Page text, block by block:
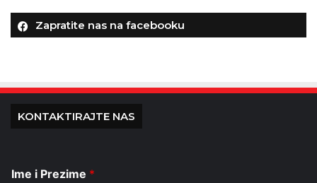
Zapratite nas na facebooku
KONTAKTIRAJTE NAS
Ime i Prezime *